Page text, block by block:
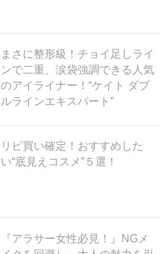
まさに整形級！チョイ足しライ
ンで二重、涙袋強調できる人気
のアイライナー！“ケイト ダブ
ルラインエキスパート”
リピ買い確定！おすすめした
い“底見えコスメ”５選！
『アラサー女性必見！』NGメ